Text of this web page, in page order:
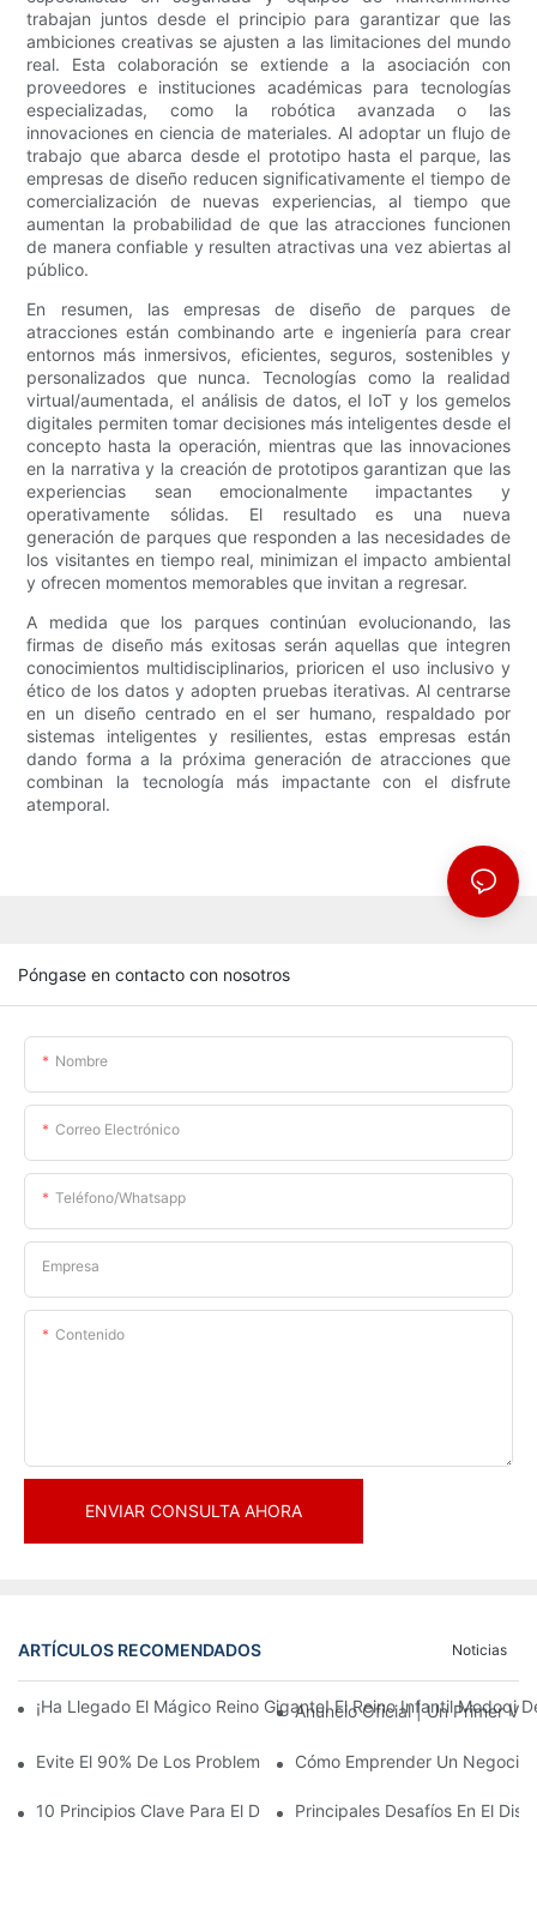
trabajan juntos desde el principio para garantizar que las
ambiciones creativas se ajusten a las limitaciones del mundo
real. Esta colaboración se extiende a la asociación con
proveedores e instituciones académicas para tecnologías
especializadas, como la robótica avanzada o las
innovaciones en ciencia de materiales. Al adoptar un flujo de
trabajo que abarca desde el prototipo hasta el parque, las
empresas de diseño reducen significativamente el tiempo de
comercialización de nuevas experiencias, al tiempo que
aumentan la probabilidad de que las atracciones funcionen
de manera confiable y resulten atractivas una vez abiertas al
público.
En resumen, las empresas de diseño de parques de
atracciones están combinando arte e ingeniería para crear
entornos más inmersivos, eficientes, seguros, sostenibles y
personalizados que nunca. Tecnologías como la realidad
virtual/aumentada, el análisis de datos, el IoT y los gemelos
digitales permiten tomar decisiones más inteligentes desde el
concepto hasta la operación, mientras que las innovaciones
en la narrativa y la creación de prototipos garantizan que las
experiencias sean emocionalmente impactantes y
operativamente sólidas. El resultado es una nueva
generación de parques que responden a las necesidades de
los visitantes en tiempo real, minimizan el impacto ambiental
y ofrecen momentos memorables que invitan a regresar.
A medida que los parques continúan evolucionando, las
firmas de diseño más exitosas serán aquellas que integren
conocimientos multidisciplinarios, prioricen el uso inclusivo y
ético de los datos y adopten pruebas iterativas. Al centrarse
en un diseño centrado en el ser humano, respaldado por
sistemas inteligentes y resilientes, estas empresas están
dando forma a la próxima generación de atracciones que
combinan la tecnología más impactante con el disfrute
atemporal.
Póngase en contacto con nosotros
Nombre
Correo Electrónico
Teléfono/whatsapp
Empresa
Contenido
ENVIAR CONSULTA AHORA
ARTÍCULOS RECOMENDADOS Noticias
¡Ha Llegado El Mágico Reino Gigante! El Reino Infantil Modoqi
Anuncio Oficial | Un Primer
Evite El 90% De Los Problemas: Al Invertir En Un Centro
Cómo Emprender Un Negocio
10 Principios Clave Para El Diseño Exitoso De Un Parque
Principales Desafíos En El